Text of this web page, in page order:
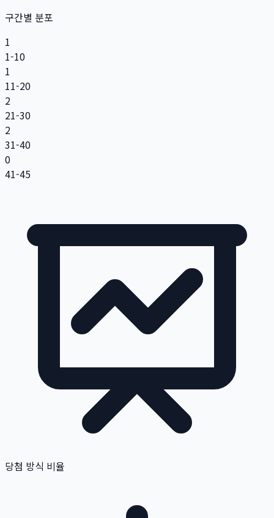
구간별 분포
1
1-10
1
11-20
2
21-30
2
31-40
0
41-45
당첨 방식 비율